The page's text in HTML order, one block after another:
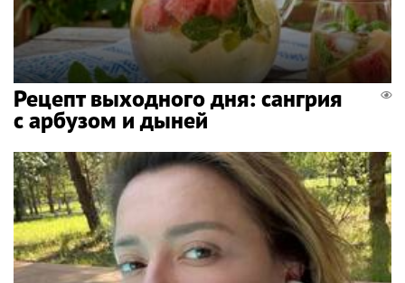
Рецепт выходного дня: сангрия
с арбузом и дыней